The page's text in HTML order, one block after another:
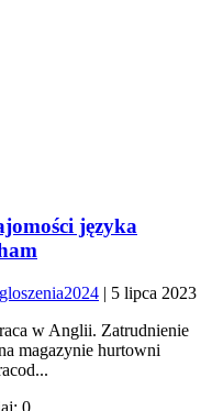
języka
| 5 lipca 2023
w Anglii. Zatrudnienie
magazynie hurtowni
0